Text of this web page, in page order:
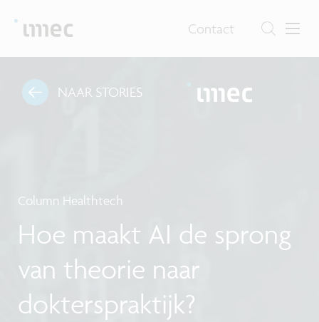
Contact
NAAR STORIES
Column Healthtech
Hoe maakt AI de sprong
van theorie naar
dokterspraktijk?